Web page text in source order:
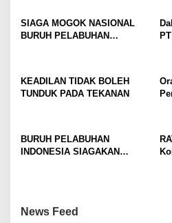
SIAGA MOGOK NASIONAL
BURUH PELABUHAN
KONSOLIDASI LINTAS
ELEMEN DEWAN BURUH
KEADILAN TIDAK BOLEH
TUNDUK PADA TEKANAN
BURUH PELABUHAN
INDONESIA SIAGAKAN
News Feed